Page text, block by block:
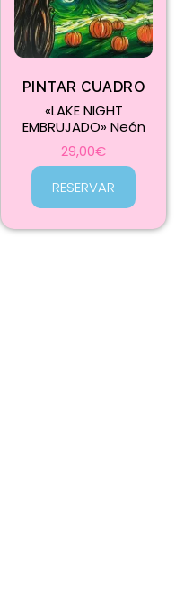
PINTAR CUADRO
«LAKE NIGHT
EMBRUJADO» Neón
29,00€
RESERVAR